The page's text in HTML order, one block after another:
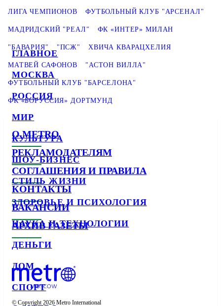
ГЛАВНОЕ
МОСКВА
РОССИЯ
МИР
КУЛЬТУРА
ШОУ-БИЗНЕС
СТИЛЬ ЖИЗНИ
ЗДОРОВЬЕ И ПСИХОЛОГИЯ
НАУКА И ТЕХНОЛОГИИ
ДЕНЬГИ
ДОМ
СПОРТ
ЛИГА ЧЕМПИОНОВ ФУТБОЛЬНЫЙ КЛУБ "АРСЕНАЛ"
МАДРИДСКИЙ "РЕАЛ" ФК «ИНТЕР» МИЛАН
"БАВАРИЯ" "ПСЖ" ХВИЧА КВАРАЦХЕЛИЯ
МАТВЕЙ САФОНОВ "АСТОН ВИЛЛА"
ФУТБОЛЬНЫЙ КЛУБ "БАРСЕЛОНА"
ФК «БОРУССИЯ» ДОРТМУНД
О METRO
РЕКЛАМОДАТЕЛЯМ
СОГЛАШЕНИЯ И ПРАВИЛА
КОНТАКТЫ
ВАКАНСИИ
АРХИВ ГАЗЕТЫ
© Copyright 2026 Metro International